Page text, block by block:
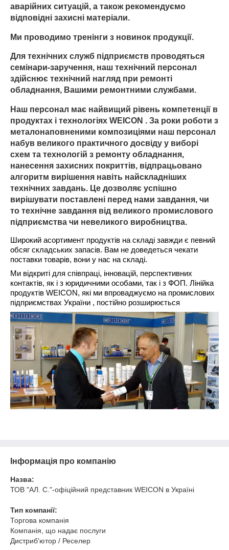
аварійних ситуацій, а також рекомендуємо
відповідні захисні матеріали.
Ми проводимо тренінги з новинок продукції.
Для технічних служб підприємств проводяться
семінари-заручення, наш технічний персонал
здійснює технічний нагляд при ремонті
обладнання, Вашими ремонтними службами.
Наш персонал має найвищий рівень компетенції в
продуктах і технологіях WEICON . За роки роботи з
металонаповненими композиціями наш персонал
набув великого практичного досвіду у виборі
схем та технологій з ремонту обладнання,
нанесення захисних покриттів, відпрацьовано
алгоритм вирішення навіть найскладніших
технічних завдань. Це дозволяє успішно
вирішувати поставлені перед нами завдання, чи
то технічне завдання від великого промислового
підприємства чи невеликого виробництва.
Широкий асортимент продуктів на складі завжди є певний
обсяг складських запасів. Вам не доведеться чекати
поставки товарів, вони у нас на складі.
Ми відкриті для співпраці, інновацій, перспективних
контактів, як і з юридичними особами, так і з ФОП. Лінійка
продуктів WEICON, які ми впроваджуємо на промислових
підприємствах України , постійно розширюється
Інформація про компанію
Назва:
ТОВ "АЛ. С."-офіційний представник WEICON в Україні
Тип компанії:
Торгова компанія
Компанія, що надає послуги
Дистриб'ютор / Реселер